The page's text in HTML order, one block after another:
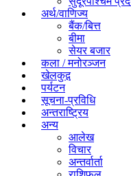
अर्थ/वाणिज्य
बैंक/बित्त
बीमा
सेयर बजार
कला / मनोरञ्जन
खेलकुद़़
पर्यटन
सूचना-प्रविधि
अन्तराष्ट्रिय
अन्य
आलेख
विचार
अन्तर्वार्ता